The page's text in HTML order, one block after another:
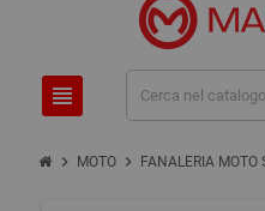
view_headline
chevron_right MOTO chevron_right FANALERIA MOTO